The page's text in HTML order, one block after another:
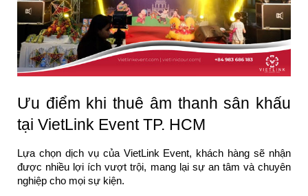
Ưu điểm khi thuê âm thanh sân khấu
tại VietLink Event TP. HCM
Lựa chọn dịch vụ của VietLink Event, khách hàng sẽ nhận
được nhiều lợi ích vượt trội, mang lại sự an tâm và chuyên
nghiệp cho mọi sự kiện.